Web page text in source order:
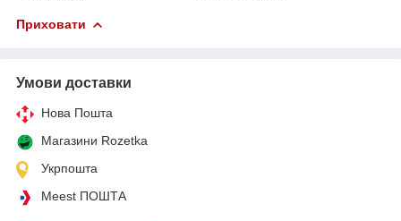
Приховати
Умови доставки
Нова Пошта
Магазини Rozetka
Укрпошта
Meest ПОШТА